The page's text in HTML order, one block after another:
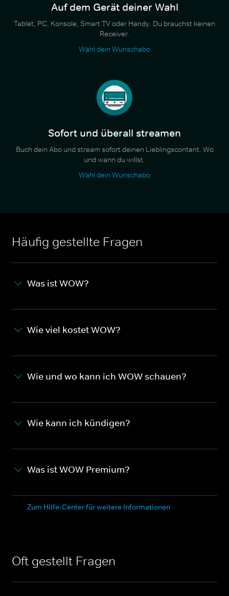
Auf dem Gerät deiner Wahl
Tablet, PC, Konsole, Smart TV oder Handy. Du brauchst keinen
Receiver.
Wähl dein Wunschabo
Sofort und überall streamen
Buch dein Abo und stream sofort deinen Lieblingscontent. Wo
und wann du willst.
Wähl dein Wunschabo
Häufig gestellte Fragen
Was ist WOW?
Wie viel kostet WOW?
Wie und wo kann ich WOW schauen?
Wie kann ich kündigen?
Was ist WOW Premium?
Zum Hilfe-Center für weitere Informationen
Oft gestellt Fragen